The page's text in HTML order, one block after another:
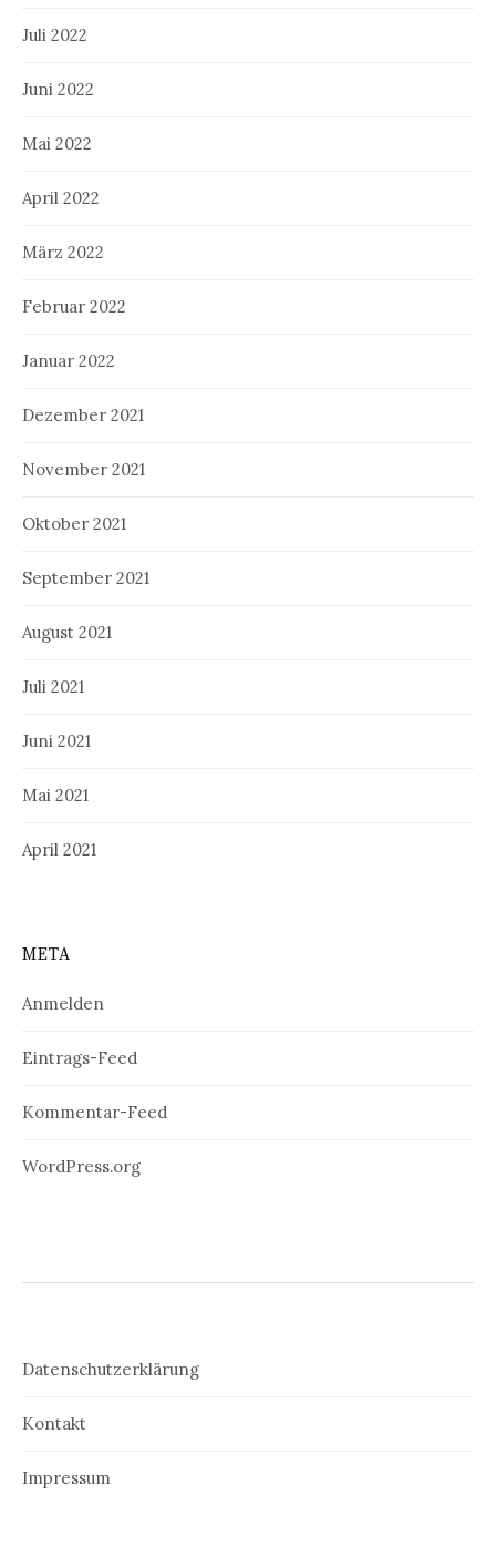
Juli 2022
Juni 2022
Mai 2022
April 2022
März 2022
Februar 2022
Januar 2022
Dezember 2021
November 2021
Oktober 2021
September 2021
August 2021
Juli 2021
Juni 2021
Mai 2021
April 2021
META
Anmelden
Eintrags-Feed
Kommentar-Feed
WordPress.org
Datenschutzerklärung
Kontakt
Impressum